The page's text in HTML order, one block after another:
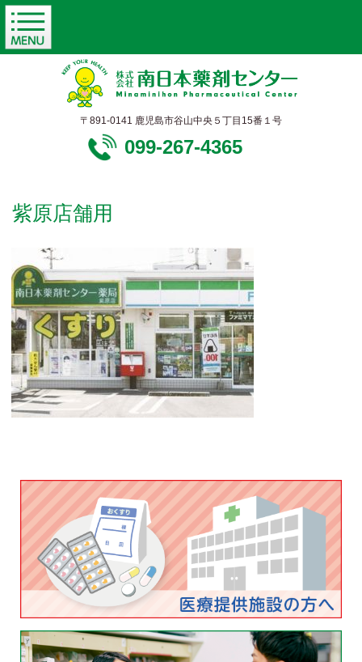
〒891-0141 鹿児島市谷山中央５丁目15番１号
099-267-4365
紫原店舗用